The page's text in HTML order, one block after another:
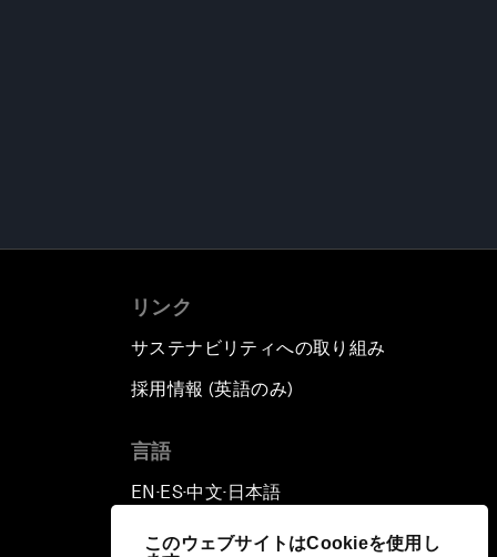
このウェブサイトはCookieを使用し
リンク
サステナビリティへの取り組み
採用情報 (英語のみ)
言語
EN ▪ES▪中文▪ 日本語